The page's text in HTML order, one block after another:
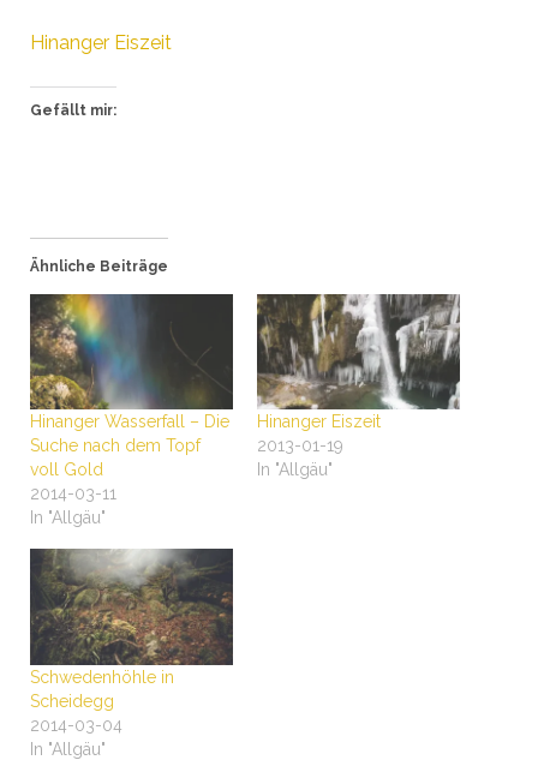
Hinanger Eiszeit
Gefällt mir:
Ähnliche Beiträge
Hinanger Wasserfall – Die
Suche nach dem Topf
voll Gold
2014-03-11
In "Allgäu"
Hinanger Eiszeit
2013-01-19
In "Allgäu"
Schwedenhöhle in
Scheidegg
2014-03-04
In "Allgäu"